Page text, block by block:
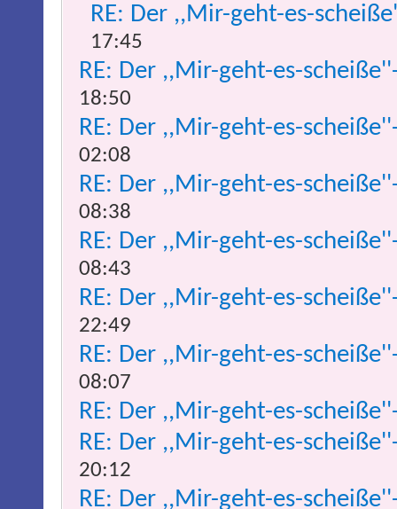
RE: Der ,,Mir-geht-es-
17:45
RE: Der ,,Mir-geht-es-
18:50
RE: Der ,,Mir-geht-es-
02:08
RE: Der ,,Mir-geht-es-
08:38
RE: Der ,,Mir-geht-es-
08:43
RE: Der ,,Mir-geht-es-
22:49
RE: Der ,,Mir-geht-es-
08:07
RE: Der ,,Mir-geht-es-
RE: Der ,,Mir-geht-es-
20:12
RE: Der ,,Mir-geht-es-